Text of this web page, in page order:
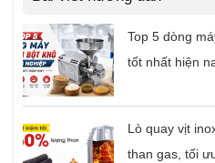
Top 5 dòng
tốt nhất hiện
Lò quay vịt
than gas, tối